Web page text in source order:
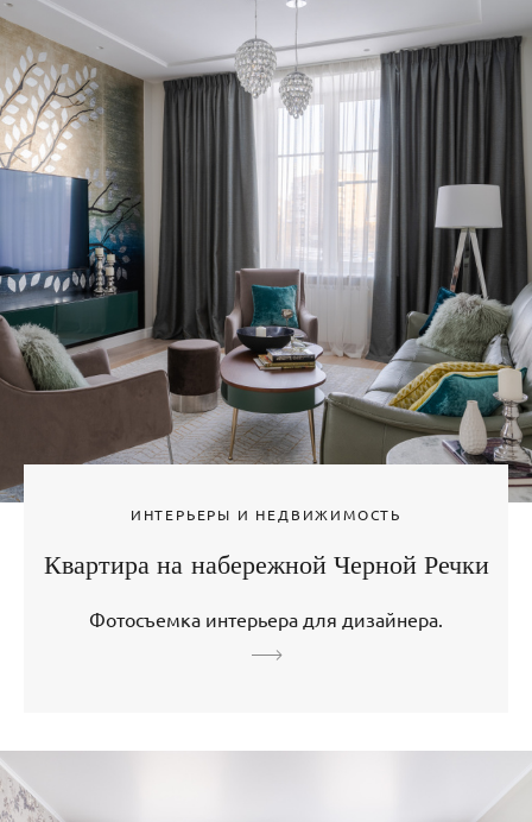
ИНТЕРЬЕРЫ И НЕДВИЖИМОСТЬ
Квартира на набережной Черной Речки
Фотосъемка интерьера для дизайнера.